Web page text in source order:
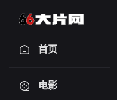
首页
电影